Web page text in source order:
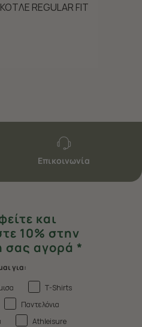
REGULAR FIT
Επικοινωνία
και
10% στην
σας αγορά *
για:
T-Shirts
Παντελόνια
Athleisure